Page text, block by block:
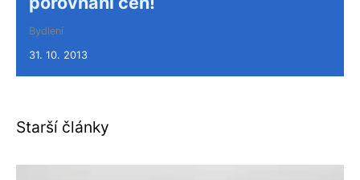
Bydlení
31. 10. 2013
Starší články